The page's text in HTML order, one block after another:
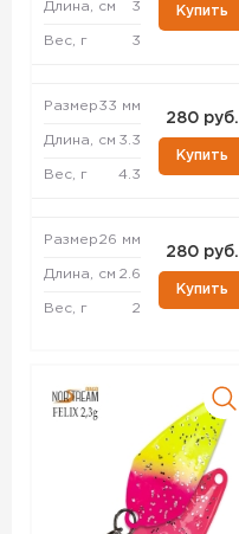
Длина, см 3
Вес, г 3
Купить
Размер33 мм
Длина, см 3.3
Вес, г 4.3
280 руб.
Купить
Размер26 мм
Длина, см 2.6
Вес, г 2
280 руб.
Купить